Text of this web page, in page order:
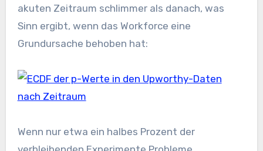
akuten Zeitraum schlimmer als danach, was
Sinn ergibt, wenn das Workforce eine
Grundursache behoben hat:
Wenn nur etwa ein halbes Prozent der